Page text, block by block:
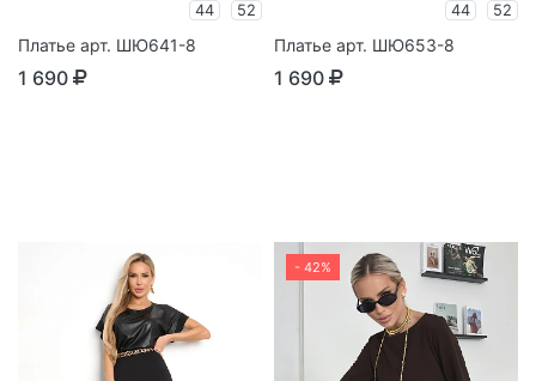
44 52
Платье арт. ШЮ641-8
1 690
44 52
Платье арт. ШЮ653-8
1 690
- 42%